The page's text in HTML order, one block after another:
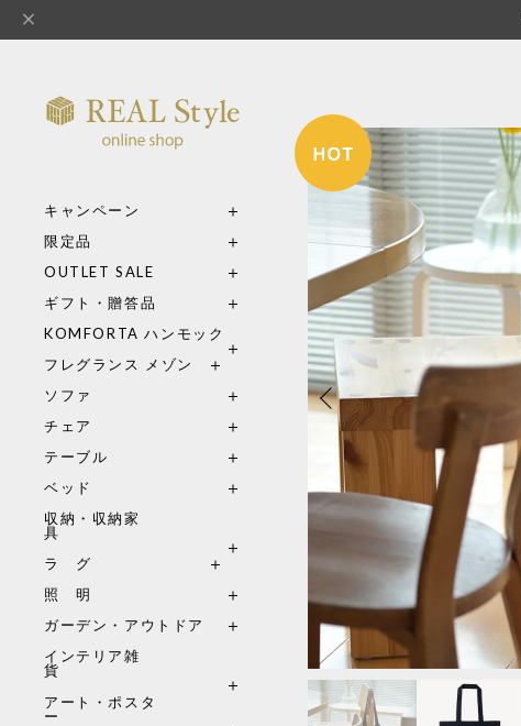
キャンペーン
限定品
OUTLET SALE
ギフト・贈答品
KOMFORTA ハンモック
フレグランス メゾン
ソファ
チェア
テーブル
ベッド
収納・収納家
具
ラ グ
照 明
ガーデン・アウトドア
インテリア雑
貨
アート・ポスタ
ー